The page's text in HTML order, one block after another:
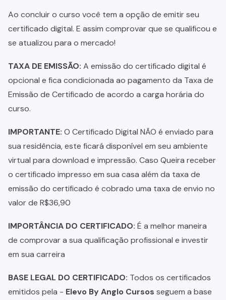
Ao concluir o curso você tem a opção de emitir seu
certificado digital. E assim comprovar que se qualificou e
se atualizou para o mercado!
TAXA DE EMISSÃO: A emissão do certificado digital é
opcional e fica condicionada ao pagamento da Taxa de
Emissão de Certificado de acordo a carga horária do
curso.
IMPORTANTE: O Certificado Digital NÃO é enviado para
sua residência, este ficará disponível em seu ambiente
virtual para download e impressão. Caso Queira receber
o certificado impresso em sua casa além da taxa de
emissão do certificado é cobrado uma taxa de envio no
valor de R$36,90
IMPORTÂNCIA DO CERTIFICADO: É a melhor maneira
de comprovar a sua qualificação profissional e investir
em sua carreira
BASE LEGAL DO CERTIFICADO: Todos os certificados
emitidos pela - Elevo By Anglo Cursos seguem a base